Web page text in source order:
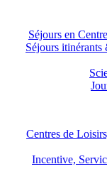
Séjours en
Séjours
Centres de
Incentive,